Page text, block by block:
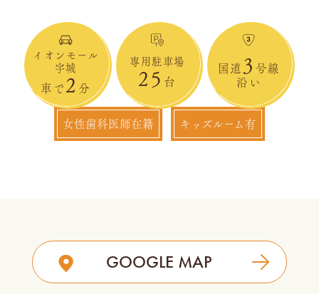
イオンモール
宇城
車で 2 分
専用駐車場
25 台
国道 3 号線
沿い
女性歯科医師在籍 キッズルーム有
GOOGLE MAP